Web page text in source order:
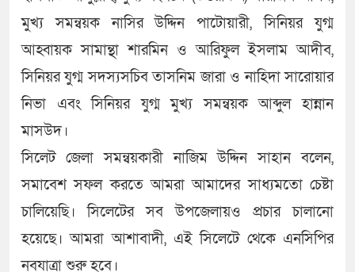
মুখ্য সমন্বয়ক নাসির উদ্দিন পাটোয়ারী, সিনিয়র যুগ্ম
আহ্বায়ক সামান্থা শারমিন ও আরিফুল ইসলাম আদীব,
সিনিয়র যুগ্ম সদস্যসচিব তাসনিম জারা ও নাহিদা সারোয়ার
নিভা এবং সিনিয়র যুগ্ম মুখ্য সমন্বয়ক আব্দুল হান্নান
মাসউদ।
সিলেট জেলা সমন্বয়কারী নাজিম উদ্দিন সাহান বলেন,
সমাবেশ সফল করতে আমরা আমাদের সাধ্যমতো চেষ্টা
চালিয়েছি। সিলেটের সব উপজেলায়ও প্রচার চালানো
হয়েছে। আমরা আশাবাদী, এই সিলেটে থেকে এনসিপির
নবযাত্রা শুরু হবে।